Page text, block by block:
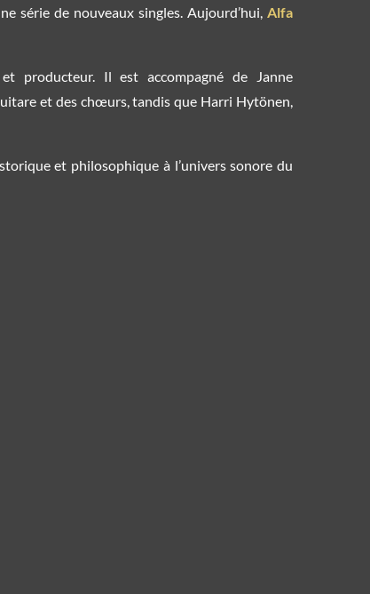
série de nouveaux singles. Aujourd’hui, Alfa
producteur. Il est accompagné de Janne
et des chœurs, tandis que Harri Hytönen,
et philosophique à l’univers sonore du